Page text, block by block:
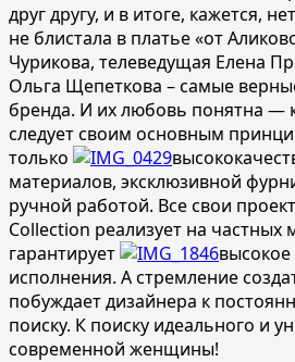
друг другу, и в итоге, кажется,
не блистала в платье «от
Чурикова, телеведущая Елена
Ольга Щепеткова – самые
бренда. И их любовь понятна —
следует своим основным
только
материалов, эксклюзивной
ручной работой. Все свои
Collection реализует на частных
гарантирует
высокое
исполнения. А стремление
побуждает дизайнера к
поиску. К поиску идеального и
современной женщины!